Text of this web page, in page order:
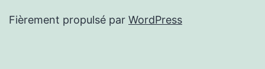
Fièrement propulsé par WordPress